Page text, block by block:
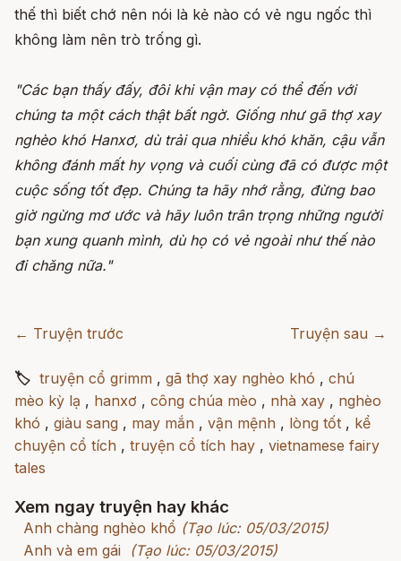
thế thì biết chớ nên nói là kẻ nào có vẻ ngu ngốc thì
không làm nên trò trống gì.
"Các bạn thấy đấy, đôi khi vận may có thể đến với
chúng ta một cách thật bất ngờ. Giống như gã thợ xay
nghèo khó Hanxơ, dù trải qua nhiều khó khăn, cậu vẫn
không đánh mất hy vọng và cuối cùng đã có được một
cuộc sống tốt đẹp. Chúng ta hãy nhớ rằng, đừng bao
giờ ngừng mơ ước và hãy luôn trân trọng những người
bạn xung quanh mình, dù họ có vẻ ngoài như thế nào
đi chăng nữa."
← Truyện trước Truyện sau →
🏷 truyện cổ grimm , gã thợ xay nghèo khó , chú
mèo kỳ lạ , hanxơ , công chúa mèo , nhà xay , nghèo
khó , giàu sang , may mắn , vận mệnh , lòng tốt , kể
chuyện cổ tích , truyện cổ tích hay , vietnamese fairy
tales
Xem ngay truyện hay khác
Anh chàng nghèo khổ (Tạo lúc: 05/03/2015)
Anh và em gái
(Tạo lúc: 05/03/2015)